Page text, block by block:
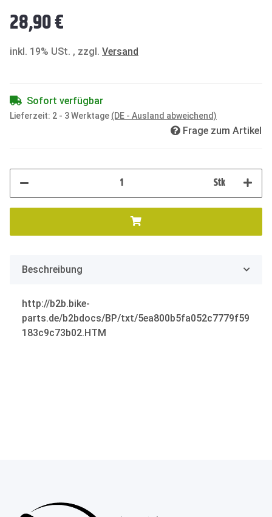
28,90 €
inkl. 19% USt. , zzgl. Versand
Sofort verfügbar
Lieferzeit: 2 - 3 Werktage (DE - Ausland abweichend)
Frage zum Artikel
Stk
Beschreibung
http://b2b.bike-
parts.de/b2bdocs/BP/txt/5ea800b5fa052c7779f59
183c9c73b02.HTM